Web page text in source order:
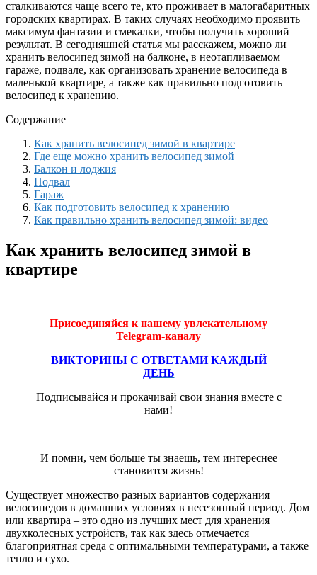
сталкиваются чаще всего те, кто проживает в малогабаритных
городских квартирах. В таких случаях необходимо проявить
максимум фантазии и смекалки, чтобы получить хороший
результат. В сегодняшней статья мы расскажем, можно ли
хранить велосипед зимой на балконе, в неотапливаемом
гараже, подвале, как организовать хранение велосипеда в
маленькой квартире, а также как правильно подготовить
велосипед к хранению.
Содержание
Как хранить велосипед зимой в квартире
Где еще можно хранить велосипед зимой
Балкон и лоджия
Подвал
Гараж
Как подготовить велосипед к хранению
Как правильно хранить велосипед зимой: видео
Как хранить велосипед зимой в
квартире
Присоединяйся к нашему увлекательному
Telegram-каналу
ВИКТОРИНЫ С ОТВЕТАМИ КАЖДЫЙ
ДЕНЬ
Подписывайся и прокачивай свои знания вместе с
нами!
И помни, чем больше ты знаешь, тем интереснее
становится жизнь!
Существует множество разных вариантов содержания
велосипедов в домашних условиях в несезонный период. Дом
или квартира – это одно из лучших мест для хранения
двухколесных устройств, так как здесь отмечается
благоприятная среда с оптимальными температурами, а также
тепло и сухо.